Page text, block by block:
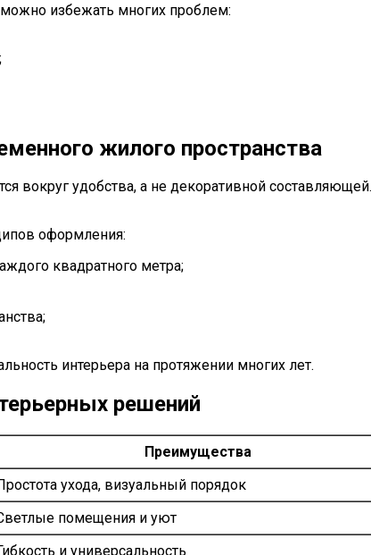
избежать многих проблем:
жилого пространства
вокруг удобства, а не декоративной
оформления:
квадратного метра;
интерьера на протяжении многих лет.
решений
Преимущества
ухода, визуальный порядок
помещения и уют
и универсальность